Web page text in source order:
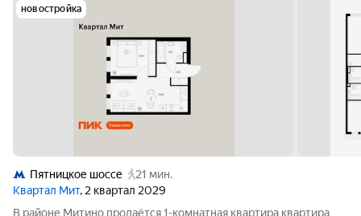
новостройка
Пятницкое шоссе
21 мин.
Квартал Мит, 2 квартал 2029
В районе Митино продаётся 1-комнатная квартира квартира